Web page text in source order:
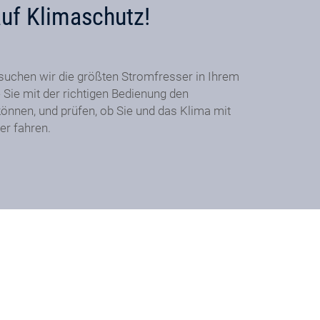
Klimaschutz!
wir die größten Stromfresser in Ihrem
mit der richtigen Bedienung den
und prüfen, ob Sie und das Klima mit
fahren.